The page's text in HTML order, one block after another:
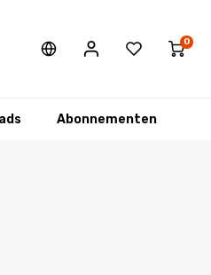
0
Abonnementen